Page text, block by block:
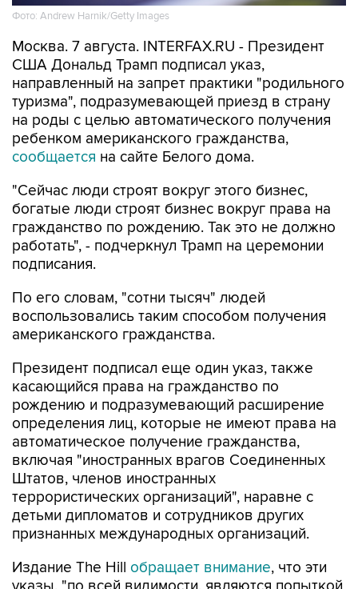
Фото: Andrew Harnik/Getty Images
Москва. 7 августа. INTERFAX.RU - Президент
США Дональд Трамп подписал указ,
направленный на запрет практики "родильного
туризма", подразумевающей приезд в страну
на роды с целью автоматического получения
ребенком американского гражданства,
сообщается на сайте Белого дома.
"Сейчас люди строят вокруг этого бизнес,
богатые люди строят бизнес вокруг права на
гражданство по рождению. Так это не должно
работать", - подчеркнул Трамп на церемонии
подписания.
По его словам, "сотни тысяч" людей
воспользовались таким способом получения
американского гражданства.
Президент подписал еще один указ, также
касающийся права на гражданство по
рождению и подразумевающий расширение
определения лиц, которые не имеют права на
автоматическое получение гражданства,
включая "иностранных врагов Соединенных
Штатов, членов иностранных
террористических организаций", наравне с
детьми дипломатов и сотрудников других
признанных международных организаций.
Издание The Hill обращает внимание, что эти